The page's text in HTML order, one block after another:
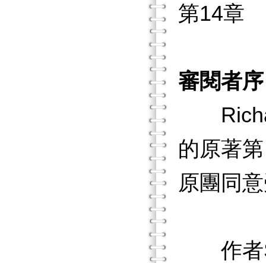
第14章
審閱者序
的原著
原團同
作者